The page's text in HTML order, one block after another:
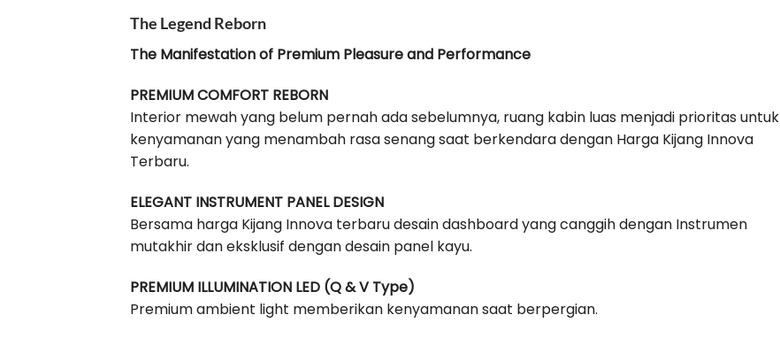
The Legend Reborn
The Manifestation of Premium Pleasure and Performance
PREMIUM COMFORT REBORN
Interior mewah yang belum pernah ada sebelumnya, ruang kabin luas menjadi prioritas untuk
kenyamanan yang menambah rasa senang saat berkendara dengan Harga Kijang Innova
Terbaru.
ELEGANT INSTRUMENT PANEL DESIGN
Bersama harga Kijang Innova terbaru desain dashboard yang canggih dengan Instrumen
mutakhir dan eksklusif dengan desain panel kayu.
PREMIUM ILLUMINATION LED (Q & V Type)
Premium ambient light memberikan kenyamanan saat berpergian.